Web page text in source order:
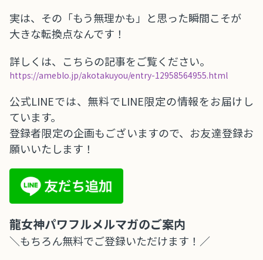
実は、その「もう無理かも」と思った瞬間こそが
大きな転換点なんです！
詳しくは、こちらの記事をご覧ください。
https://ameblo.jp/akotakuyou/entry-12958564955.html
公式LINEでは、無料でLINE限定の情報をお届けし
ています。
登録者限定の企画もございますので、お友達登録お
願いいたします！
龍女神パワフルメルマガのご案内
＼もちろん無料でご登録いただけます！／